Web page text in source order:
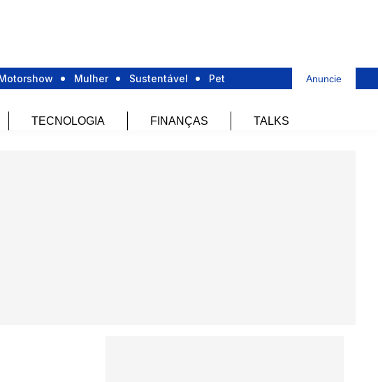
Mulher Sustentável Pet Anuncie
TECNOLOGIA FINANÇAS TALKS